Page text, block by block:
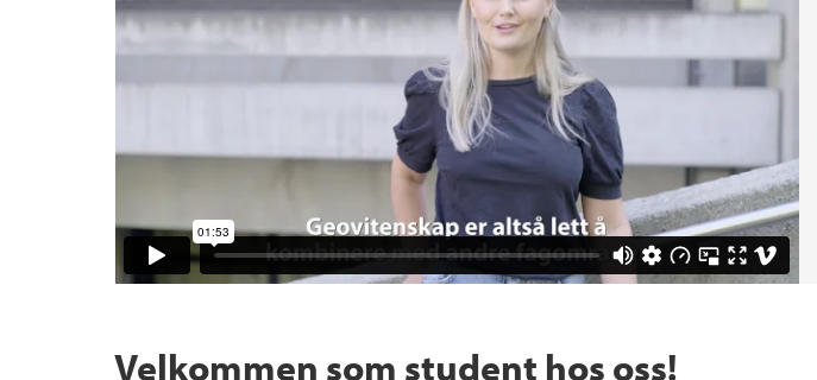
Master i geovitskap
Tema for masteroppgåver i geovitskap
Prosjektsøknadsstøtte
Forsknings- og formidlingspriser etc
Institutt for geovitenskap – historie
Velkommen som student hos oss!